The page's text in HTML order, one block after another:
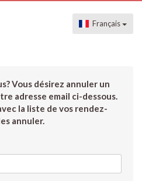
Français
Vous désirez annuler un
adresse email ci-dessous.
la liste de vos rendez-
annuler.